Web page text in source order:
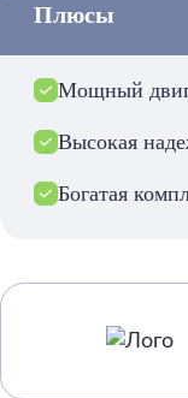
Плюсы
Мощный
Высокая
Богатая